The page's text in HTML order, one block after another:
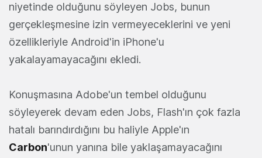
niyetinde olduğunu söyleyen Jobs, bunun
gerçekleşmesine izin vermeyeceklerini ve yeni
özellikleriyle Android'in iPhone'u
yakalayamayacağını ekledi.
Konuşmasına Adobe'un tembel olduğunu
söyleyerek devam eden Jobs, Flash'ın çok fazla
hatalı barındırdığını bu haliyle Apple'ın
Carbon'unun yanına bile yaklaşamayacağını